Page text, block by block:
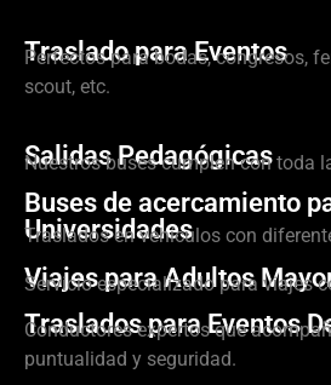
Traslado para Eventos
Perfectos para bodas, congresos,
scout, etc.
Salidas Pedagógicas
Nuestros buses cumplen con toda
Buses de acercamiento
Universidades
Traslados en vehículos con
Viajes para Adultos
Servicio especializado para viajes
Traslados para Eventos
Conductores expertos que
puntualidad y seguridad.